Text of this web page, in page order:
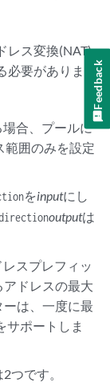
レス変換(NAT)
必要がありま
合、プールに
範囲のみを設定
をinputにし
outputは
スプレフィッ
ドレスの最大
は、一度に最
サポートしま
つです。
Feedback